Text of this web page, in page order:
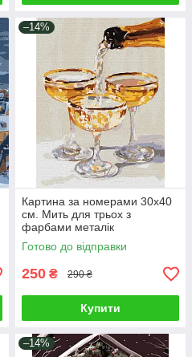
–14%
Картина за номерами 30х40
см. Мить для трьох з
фарбами металік
©art_selena_ua Ідейка.
KHO5746
Готово до відправки
250 ₴ 290 ₴
Купити
–14%